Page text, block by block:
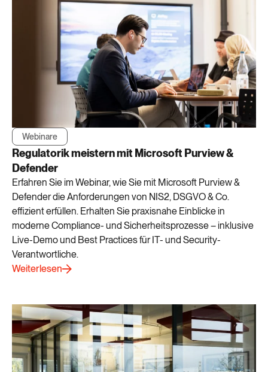
Webinare
Regulatorik meistern mit Microsoft Purview &
Defender
Erfahren Sie im Webinar, wie Sie mit Microsoft Purview &
Defender die Anforderungen von NIS2, DSGVO & Co.
effizient erfüllen. Erhalten Sie praxisnahe Einblicke in
moderne Compliance- und Sicherheitsprozesse – inklusive
Live-Demo und Best Practices für IT- und Security-
Verantwortliche.
Weiterlesen